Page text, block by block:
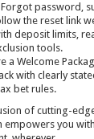
Forgot password,
the reset link
deposit limits,
tools.
a Welcome
with clearly
bet rules.
of cutting-
empowers you